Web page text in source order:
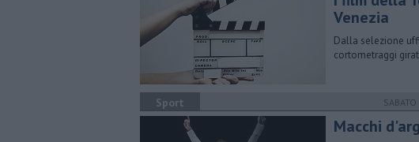
Venezia
Dalla selezione
cortometraggi
Sport SABATO
Macchi